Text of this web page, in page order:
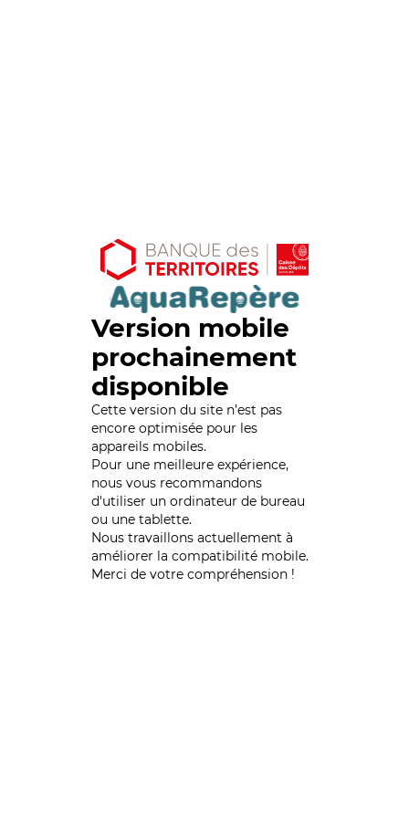
Version mobile
prochainement
disponible
Cette version du site n’est pas
encore optimisée pour les
appareils mobiles.
Pour une meilleure expérience,
nous vous recommandons
d'utiliser un ordinateur de bureau
ou une tablette.
Nous travaillons actuellement à
améliorer la compatibilité mobile.
Merci de votre compréhension !